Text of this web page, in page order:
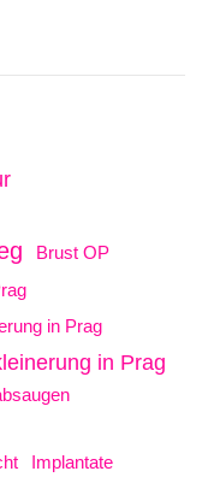
Brust OP
in Prag
in Prag
Implantate